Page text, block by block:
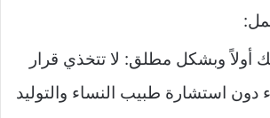
أولاً وبشكل مطلق: لا تتخذي قرار
دون استشارة طبيب النساء والتوليد